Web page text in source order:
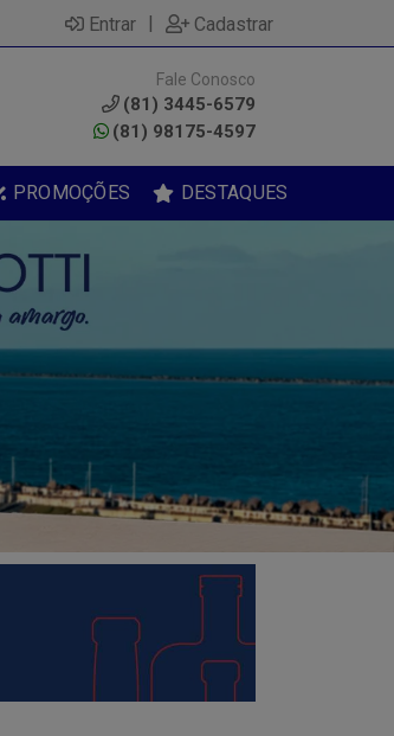
Entrar | Cadastrar
Fale Conosco
(81) 3445-6579
(81) 98175-4597
PROMOÇÕES DESTAQUES